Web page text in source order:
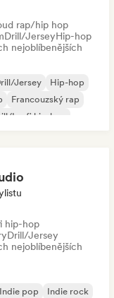
rap/hip hop
Drill/JerseyHip-hop
nejoblíbenějších
Jersey
Hip-hop
Francouzský rap
Lo-fi hip-hop
hip-hop
Drill/Jersey
nejoblíbenějších
Indie pop
Indie rock